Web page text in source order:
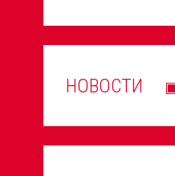
НОВОСТИ